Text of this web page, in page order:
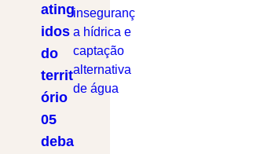
ating
idos
do
territ
ório
05
deba